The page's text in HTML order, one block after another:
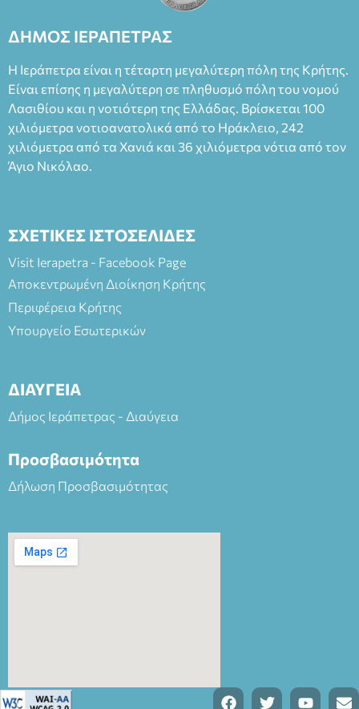
Καπουράνη, νικητή του βραβείου Δημήτρης Χορν 2022-
Φεδερίκο. Σκηνοθεσία: Βαγγέλης Θεοδωρόπουλος Είσοδος: :
άνω των 65 Προπώληση: Βιβλιοπωλείο Πάπυρος (Πλατεία
Πλαστήρα), E&G Mini market (Δημοκρατίας 39 Ιεράπετρα)
και στο more.com Χώρος: 3ο Γυμνάσιο Ιεράπετρας
(Είσοδος ΕΠΑ.Λ.) Έναρξη 21:15 Οργάνωση: ΚΝΩΣΟΣ
ΘΕΑΤΡΙΚΕΣ ΠΑΡΑΓΩΓΕΣ ΕΕ
ΔΗΜΟΣ ΙΕΡΑΠΕΤΡΑΣ
Η Ιεράπετρα είναι η τέταρτη μεγαλύτερη πόλη της Κρήτης.
Είναι επίσης η μεγαλύτερη σε πληθυσμό πόλη του νομού
Λασιθίου και η νοτιότερη της Ελλάδας. Βρίσκεται 100
χιλιόμετρα νοτιοανατολικά από το Ηράκλειο, 242
χιλιόμετρα από τα Χανιά και 36 χιλιόμετρα νότια από τον
Άγιο Νικόλαο.
ΣΧΕΤΙΚΕΣ ΙΣΤΟΣΕΛΙΔΕΣ
Visit Ierapetra - Facebook Page
Αποκεντρωμένη Διοίκηση Κρήτης
Περιφέρεια Κρήτης
Υπουργείο Εσωτερικών
ΔΙΑΥΓΕΙΑ
Δήμος Ιεράπετρας - Διαύγεια
Προσβασιμότητα
Δήλωση Προσβασιμότητας